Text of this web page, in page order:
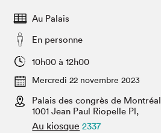
Espace exposant⋅e⋅s
Espace enseignant·e·s
Espace médias
SLM PRO
Salon dans la ville et en ligne
Projets partenaires
Au Palais
En personne
10h00 à 12h00
Mercredi 22 novembre 2023
Palais des congrès de Montréal
1001 Jean Paul Riopelle Pl,
Au kiosque 2337